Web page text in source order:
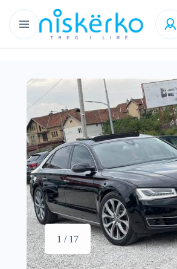
1 / 17